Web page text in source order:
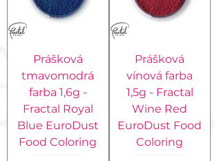
Prášková
tmavomodrá
farba 1,6g -
Fractal Royal
Blue EuroDust
Food Coloring
Prášková
vínová farba
1,5g - Fractal
Wine Red
EuroDust Food
Coloring